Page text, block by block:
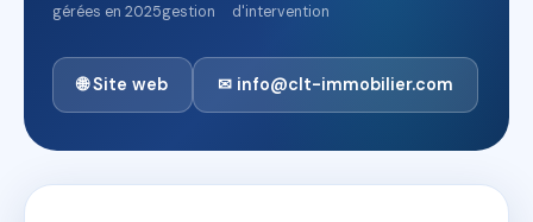
gérées en 2025gestion
d'intervention
🌐 Site web ✉ info@clt-immobilier.com